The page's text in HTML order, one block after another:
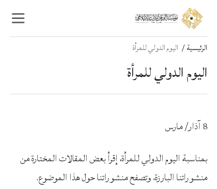
content
navigation
الرئيسية اليوم الدولي للمرأة
اليوم الدولي للمرأة
8 آذار/ مارس
بمناسبة اليوم الدولي للمرأة، إقرأ بعض المقالات المختارة من
منشوراتنا البارزة، وتصفح منشوراتنا حول هذا الموضوع.